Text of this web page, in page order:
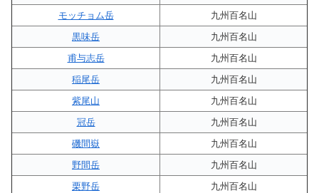
モッチョム岳
九州百名山
黒味岳
九州百名山
甫与志岳
九州百名山
稲尾岳
九州百名山
紫尾山
九州百名山
冠岳
九州百名山
磯間嶽
九州百名山
野間岳
九州百名山
栗野岳
九州百名山